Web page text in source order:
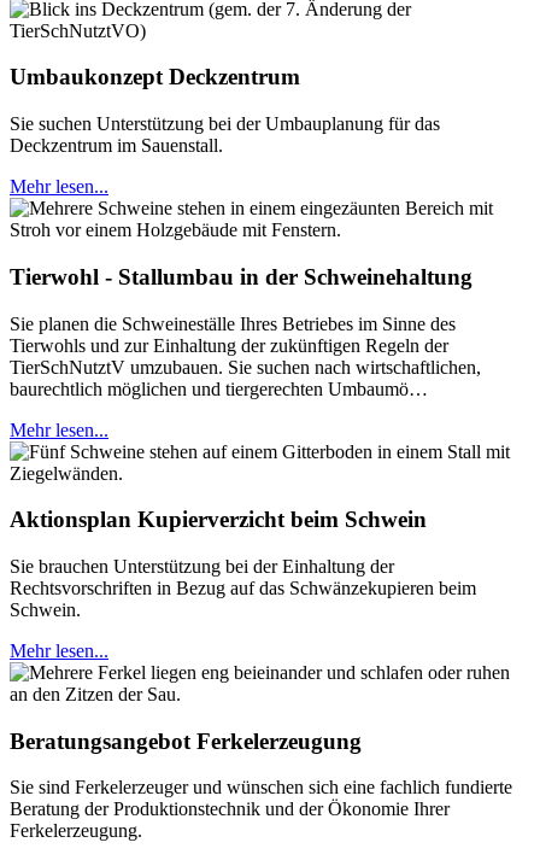
Umbaukonzept Deckzentrum
Sie suchen Unterstützung bei der Umbauplanung für das
Deckzentrum im Sauenstall.
Mehr lesen...
Tierwohl - Stallumbau in der Schweinehaltung
Sie planen die Schweineställe Ihres Betriebes im Sinne des
Tierwohls und zur Einhaltung der zukünftigen Regeln der
TierSchNutztV umzubauen. Sie suchen nach wirtschaftlichen,
baurechtlich möglichen und tiergerechten Umbaumö…
Mehr lesen...
Aktionsplan Kupierverzicht beim Schwein
Sie brauchen Unterstützung bei der Einhaltung der
Rechtsvorschriften in Bezug auf das Schwänzekupieren beim
Schwein.
Mehr lesen...
Beratungsangebot Ferkelerzeugung
Sie sind Ferkelerzeuger und wünschen sich eine fachlich fundierte
Beratung der Produktionstechnik und der Ökonomie Ihrer
Ferkelerzeugung.